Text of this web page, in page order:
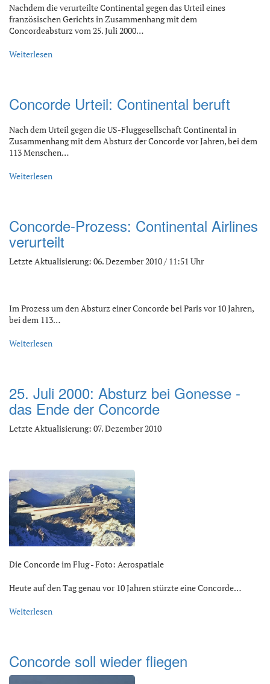
Nachdem die verurteilte Continental gegen das Urteil eines
französischen Gerichts in Zusammenhang mit dem
Concordeabsturz vom 25. Juli 2000…
Weiterlesen
Concorde Urteil: Continental beruft
Nach dem Urteil gegen die US-Fluggesellschaft Continental in
Zusammenhang mit dem Absturz der Concorde vor Jahren, bei dem
113 Menschen…
Weiterlesen
Concorde-Prozess: Continental Airlines
verurteilt
Letzte Aktualisierung: 06. Dezember 2010 / 11:51 Uhr
Im Prozess um den Absturz einer Concorde bei Paris vor 10 Jahren,
bei dem 113…
Weiterlesen
25. Juli 2000: Absturz bei Gonesse -
das Ende der Concorde
Letzte Aktualisierung: 07. Dezember 2010
Die Concorde im Flug - Foto: Aerospatiale
Heute auf den Tag genau vor 10 Jahren stürzte eine Concorde…
Weiterlesen
Concorde soll wieder fliegen